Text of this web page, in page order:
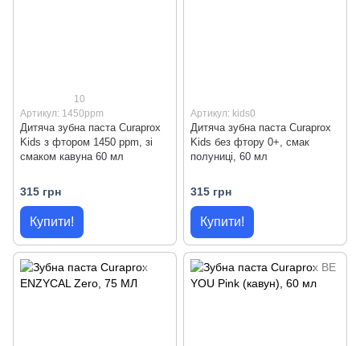
10
Артикул: 1450ppm
Дитяча зубна паста Curaprox
Kids з фтором 1450 ppm, зі
смаком кавуна 60 мл
315 грн
Купити!
Артикул: kids0
Дитяча зубна паста Curaprox
Kids без фтору 0+, смак
полуниці, 60 мл
315 грн
Купити!